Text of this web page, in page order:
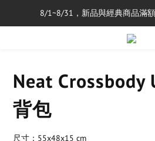
單筆消費滿$5,000
8/1~8/31，新品與經典商品滿
單筆消費滿$5,000
Neat Crossbody
背包
尺寸：55x48x15 cm